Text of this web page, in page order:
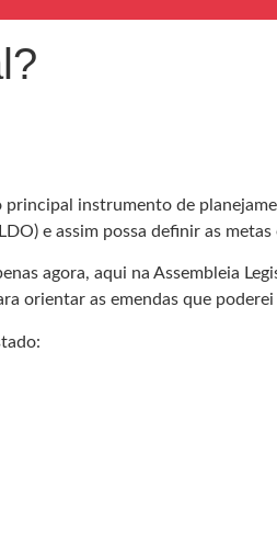
instrumento de
e assim possa definir as
agora, aqui na Assembleia
orientar as emendas que poderei